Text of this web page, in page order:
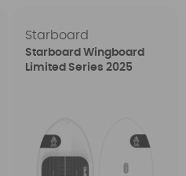
Starboard
Starboard Wingboard
Limited Series 2025